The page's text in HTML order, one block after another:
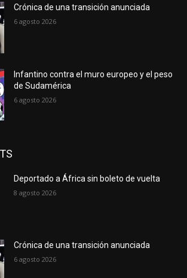
Crónica de una transición anunciada
6 agosto 2026
Infantino contra el muro europeo y el peso
de Sudamérica
6 agosto 2026
Deportado a África sin boleto de vuelta
8 agosto 2026
Crónica de una transición anunciada
6 agosto 2026